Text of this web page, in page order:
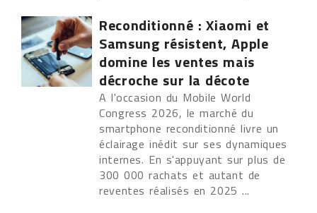
Reconditionné : Xiaomi et
Samsung résistent, Apple
domine les ventes mais
décroche sur la décote
A l'occasion du Mobile World
Congress 2026, le marché du
smartphone reconditionné livre un
éclairage inédit sur ses dynamiques
internes. En s'appuyant sur plus de
300 000 rachats et autant de
reventes réalisés en 2025 ...